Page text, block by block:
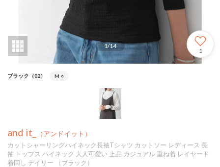
1/14
1
ブラック（02） M ○
and it_ （アンドイット）
カットシャーリングハイネック長袖Tシャツ カットソー レディース 長
袖 トップス ハイネック 大人可愛い 上品 カジュアル 重ね着 レイヤード
着回し デイリー （ブラック）